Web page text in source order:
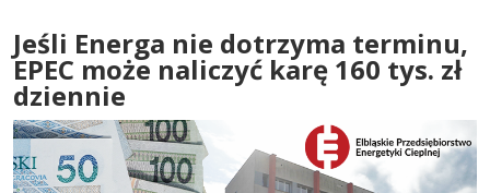
Jeśli Energa nie dotrzyma terminu,
EPEC może naliczyć karę 160 tys. zł
dziennie